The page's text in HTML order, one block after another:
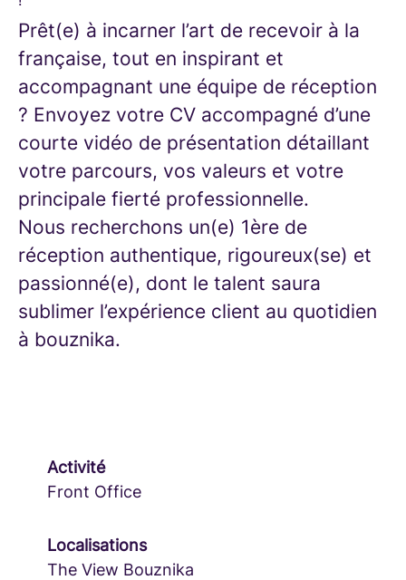
Prêt(e) à incarner l’art de recevoir à la
française, tout en inspirant et
accompagnant une équipe de réception
? Envoyez votre CV accompagné d’une
courte vidéo de présentation détaillant
votre parcours, vos valeurs et votre
principale fierté professionnelle.
Nous recherchons un(e) 1ère de
réception authentique, rigoureux(se) et
passionné(e), dont le talent saura
sublimer l’expérience client au quotidien
à bouznika.
Activité
Front Office
Localisations
The View Bouznika